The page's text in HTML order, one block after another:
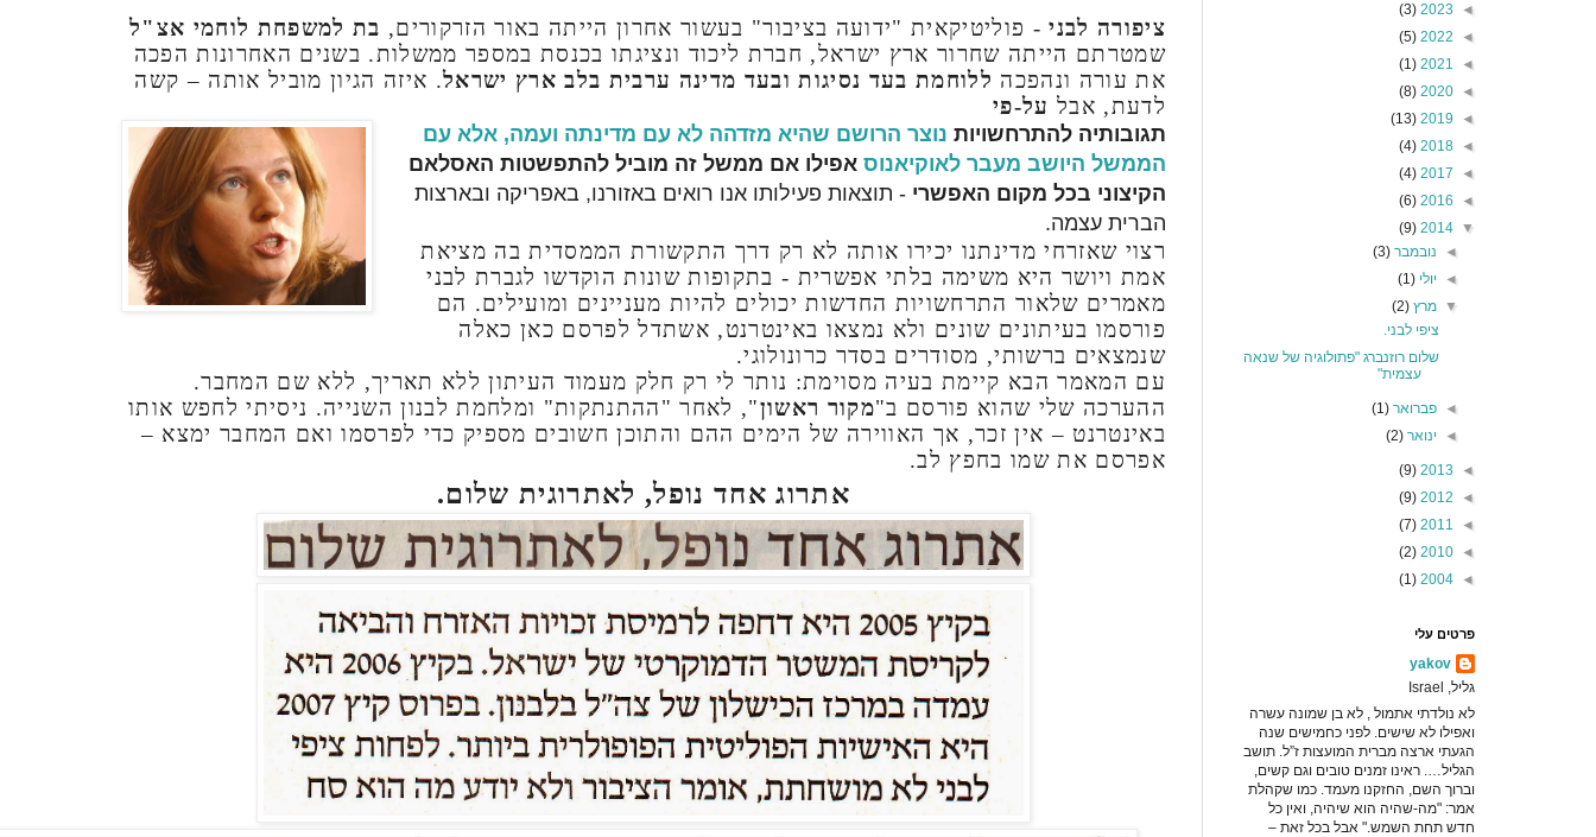
ציפורה לבני- פוליטיקאית "ידועה בציבור" בעשור אחרון הייתה באור הזרקורים, בת למשפחת לוחמי אצ"ל
שמטרתם הייתה שחרור ארץ ישראל, חברת ליכוד ונציגתו בכנסת במספר ממשלות. בשנים האחרונות הפכה
את עורה ונהפכה ללוחמת בעד נסיגות ובעד מדינה ערבית בלב ארץ ישראל. איזה הגיון מוביל אותה – קשה
לדעת, אבל על-פי
תגובותיה להתרחשויות נוצר הרושם שהיא מזדהה לא עם מדינתה ועמה, אלא עם
הממשל היושב מעבר לאוקיאנוס אפילו אם ממשל זה מוביל להתפשטות האסלאם
הקיצוני בכל מקום האפשרי - תוצאות פעילותו אנו רואים באזורנו, באפריקה ובארצות
הברית עצמה.
רצוי שאזרחי מדינתנו יכירו אותה לא רק דרך התקשורת הממסדית בה מציאת
אמת ויושר היא משימה בלתי אפשרית - בתקופות שונות הוקדשו לגברת לבני
מאמרים שלאור התרחשויות החדשות יכולים להיות מעניינים ומועילים. הם
פורסמו בעיתונים שונים ולא נמצאו באינטרנט, אשתדל לפרסם כאן כאלה
שנמצאים ברשותי, מסודרים בסדר כרונולוגי.
עם המאמר הבא קיימת בעיה מסוימת: נותר לי רק חלק מעמוד העיתון ללא תאריך, ללא שם המחבר.
ההערכה שלי שהוא פורסם ב"מקור ראשון", לאחר "ההתנתקות" ומלחמת לבנון השנייה. ניסיתי לחפש אותו
באינטרנט – אין זכר, אך האווירה של הימים ההם והתוכן חשובים מספיק כדי לפרסמו ואם המחבר ימצא –
אפרסם את שמו בחפץ לב.
אתרוג אחד נופל, לאתרוגית שלום.
◄
2023
(3)
◄
2022
(5)
◄
2021
(1)
◄
2020
(8)
◄
2019
(13)
◄
2018
(4)
◄
2017
(4)
◄
2016
(6)
▼
2014
(9)
◄ נובמבר(3)
◄ יולי(1)
▼מרץ(2)
ציפי לבני.
שלום רוזנברג "פתולוגיה של שנאה
עצמית"
◄פברואר(1)
◄ ינואר(2)
◄
2013
(9)
◄
2012
(9)
◄
2011
(7)
◄
2010
(2)
◄
2004
(1)
פרטים עלי
yakov
גליל, Israel
לא נולדתי אתמול , לא בן שמונה עשרה
ואפילו לא שישים. לפני כחמישים שנה
הגעתי ארצה מברית המועצות ז”ל. תושב
הגליל…. ראינו זמנים טובים וגם קשים,
וברוך השם, החזקנו מעמד. כמו שקהלת
אמר: "מה-שהיה הוא שיהיה, ואין כל
חדש תחת השמש." אבל בכל זאת –